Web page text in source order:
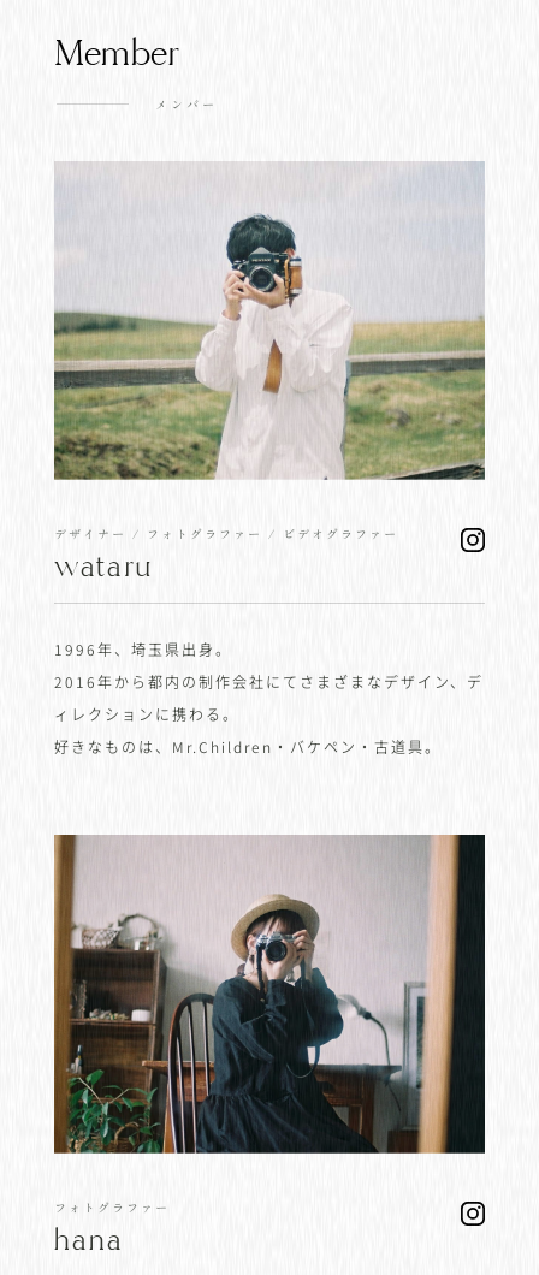
FOLLOW US ON:
Member
メンバー
デザイナー / フォトグラファー / ビデオグラファー
wataru
1996年、埼玉県出身。
2016年から都内の制作会社にてさまざまなデザイン、デ
ィレクションに携わる。
好きなものは、Mr.Children・バケペン・古道具。
フォトグラファー
hana